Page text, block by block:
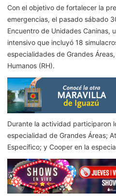
Con el objetivo de fortalecer la
emergencias, el pasado sábado
Encuentro de Unidades Caninas,
intensivo que incluyó 18
especialidades de Grandes
Humanos (RH).
Durante la actividad participaron
especialidad de Grandes Áreas;
Específico; y Cooper en la